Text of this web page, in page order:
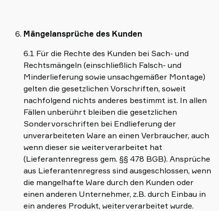
Mängelansprüche des Kunden
6.1 Für die Rechte des Kunden bei Sach- und
Rechtsmängeln (einschließlich Falsch- und
Minderlieferung sowie unsachgemäßer Montage)
gelten die gesetzlichen Vorschriften, soweit
nachfolgend nichts anderes bestimmt ist. In allen
Fällen unberührt bleiben die gesetzlichen
Sondervorschriften bei Endlieferung der
unverarbeiteten Ware an einen Verbraucher, auch
wenn dieser sie weiterverarbeitet hat
(Lieferantenregress gem. §§ 478 BGB). Ansprüche
aus Lieferantenregress sind ausgeschlossen, wenn
die mangelhafte Ware durch den Kunden oder
einen anderen Unternehmer, z.B. durch Einbau in
ein anderes Produkt, weiterverarbeitet wurde.